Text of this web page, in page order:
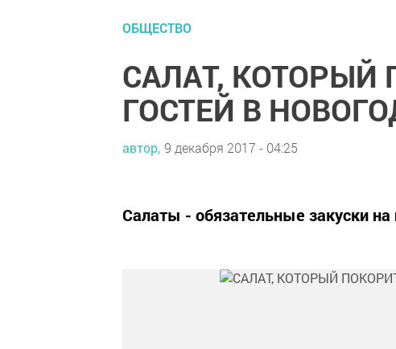
ОБЩЕСТВО
САЛАТ, КОТОРЫЙ
ГОСТЕЙ В
автор, 9 декабря 2017 - 04:25
Салаты - обязательные закуски